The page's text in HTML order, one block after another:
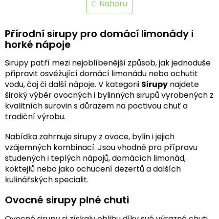
á
a
c
p
r
v
k
y
v
ý
s
u
k
o
á
Nahoru
Přírodní sirupy pro domácí limonády i
horké nápoje
Sirupy patří mezi nejoblíbenější způsob, jak jednoduše
připravit osvěžující domácí limonádu nebo ochutit
vodu, čaj či další nápoje. V kategorii Sirupy najdete
široký výběr ovocných i bylinných sirupů vyrobených z
kvalitních surovin s důrazem na poctivou chuť a
tradiční výrobu.
Nabídka zahrnuje sirupy z ovoce, bylin i jejich
vzájemných kombinací. Jsou vhodné pro přípravu
studených i teplých nápojů, domácích limonád,
koktejlů nebo jako ochucení dezertů a dalších
kulinářských specialit.
Ovocné sirupy plné chuti